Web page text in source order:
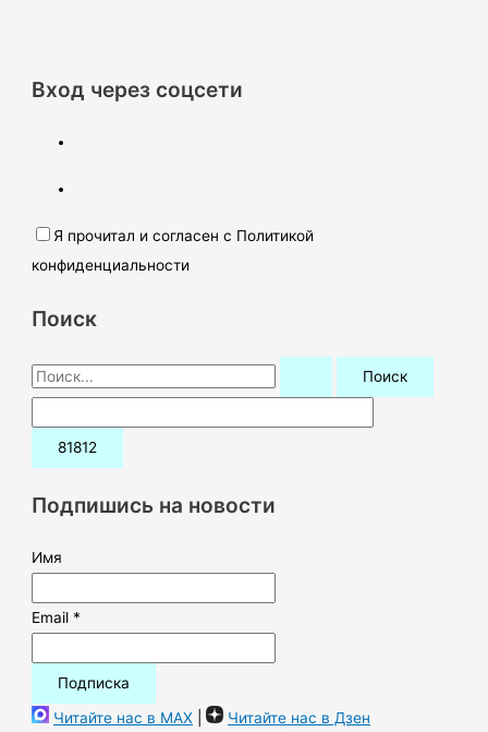
Вход через соцсети
Я прочитал и согласен с Политикой
конфиденциальности
Поиск
П
о
и
:Подпишись на новости
Имя
Email *
Читайте нас в MAX | Читайте нас в Дзен